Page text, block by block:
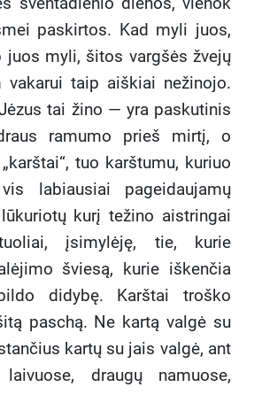
paskirtos. Kad myli juos,
juos myli, šitos vargšės žvejų
taip aiškiai nežinojo.
tai žino — yra paskutinis
ramumo prieš mirtį, o
tuo karštumu, kuriuo
labiausiai pageidaujamų
kurį težino aistringai
įsimylėję, tie, kurie
šviesą, kurie iškenčia
didybę. Karštai troško
paschą. Ne kartą valgė su
kartų su jais valgė, ant
draugų namuose,